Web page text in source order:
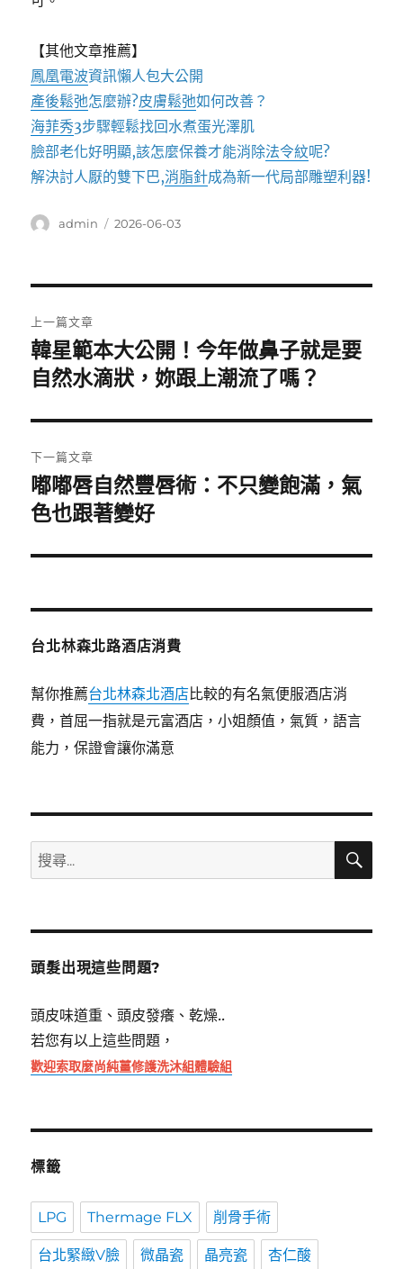
【其他文章推薦】
鳳凰電波資訊懶人包大公開
產後鬆弛怎麼辦?皮膚鬆弛如何改善？
海菲秀3步驟輕鬆找回水煮蛋光澤肌
臉部老化好明顯,該怎麼保養才能消除法令紋呢?
解決討人厭的雙下巴,消脂針成為新一代局部雕塑利器!
作
admin
發
2026-06-03
章
導
覽
上一篇文章
上
一
文
章:
韓星範本大公開！今年做鼻子就是要
自然水滴狀，妳跟上潮流了嗎？
下一篇文章
下
一
文
嘟嘟唇自然豐唇術：不只變飽滿，氣
色也跟著變好
台北林森北路酒店消費
幫你推薦台北林森北酒店比較的有名氣便服酒店消
費，首屈一指就是元富酒店，小姐顏值，氣質，語言
能力，保證會讓你滿意
搜
尋
鍵
搜
頭髮出現這些問題?
頭皮味道重、頭皮發癢、乾燥..
若您有以上這些問題，
歡迎索取麼尚純薑修護洗沐組體驗組
標籤
LPG Thermage FLX 削骨手術
台北緊緻V臉 微晶瓷 晶亮瓷 杏仁酸